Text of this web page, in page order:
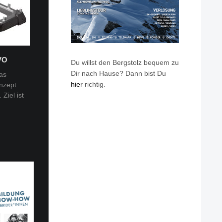
Ziel ist
Tobi
Van
Du willst den Bergstolz bequem zu
Dir nach Hause? Dann bist Du
hierrichtig.